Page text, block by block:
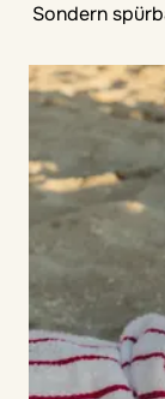
Sondern